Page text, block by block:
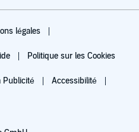
légales
Politique sur les Cookies
Publicité Accessibilité